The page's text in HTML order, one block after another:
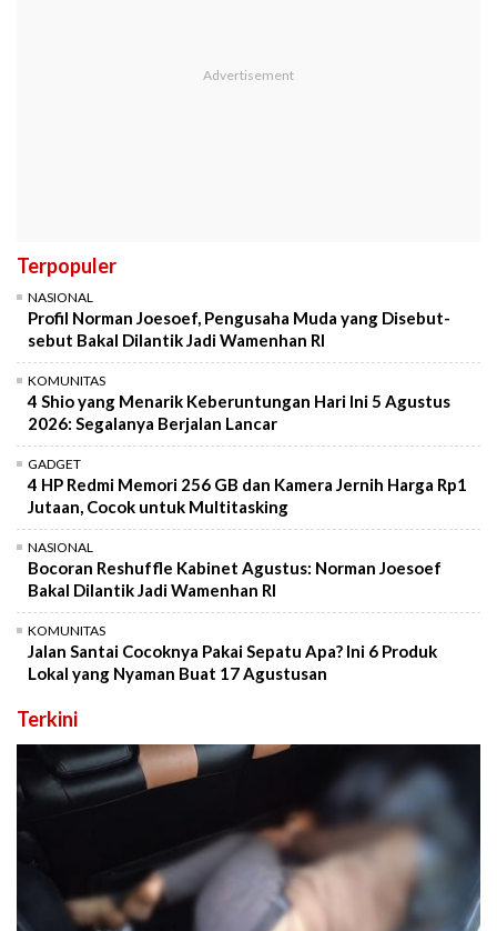
Terpopuler
NASIONAL
Profil Norman Joesoef, Pengusaha Muda yang Disebut-
sebut Bakal Dilantik Jadi Wamenhan RI
KOMUNITAS
4 Shio yang Menarik Keberuntungan Hari Ini 5 Agustus
2026: Segalanya Berjalan Lancar
GADGET
4 HP Redmi Memori 256 GB dan Kamera Jernih Harga Rp1
Jutaan, Cocok untuk Multitasking
NASIONAL
Bocoran Reshuffle Kabinet Agustus: Norman Joesoef
Bakal Dilantik Jadi Wamenhan RI
KOMUNITAS
Jalan Santai Cocoknya Pakai Sepatu Apa? Ini 6 Produk
Lokal yang Nyaman Buat 17 Agustusan
Terkini